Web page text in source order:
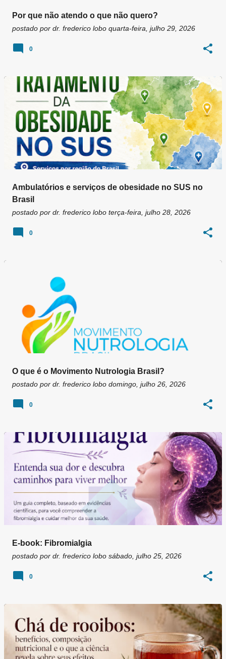
Por que não atendo o que não quero?
postado por dr. frederico lobo quarta-feira, julho 29, 2026
0
Ambulatórios e serviços de obesidade no SUS no
Brasil
postado por dr. frederico lobo terça-feira, julho 28, 2026
0
O que é o Movimento Nutrologia Brasil?
postado por dr. frederico lobo domingo, julho 26, 2026
0
E-book: Fibromialgia
postado por dr. frederico lobo sábado, julho 25, 2026
0